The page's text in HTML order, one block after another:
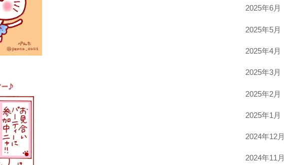
2025年6月
2025年5月
2025年4月
2025年3月
2025年2月
2025年1月
2024年12月
2024年11月